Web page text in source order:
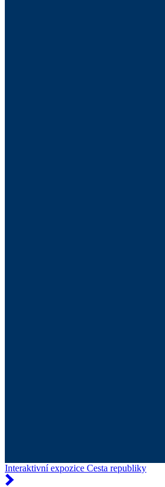
Interaktivní expozice Cesta republiky